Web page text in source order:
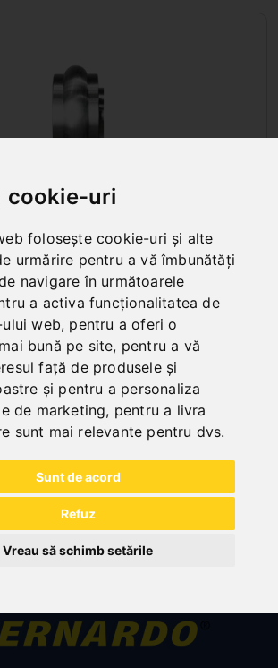
cookie-uri
folosește cookie-uri și alte
urmărire pentru a vă îmbunătăți
navigare în următoarele
a activa funcționalitatea de
web, pentru a oferi o
bună pe site, pentru a vă
față de produsele și
și pentru a personaliza
de marketing, pentru a livra
sunt mai relevante pentru dvs.
Sunt de acord
Refuz
Vreau să schimb setările
PENTRU MASINI DE
BORDURAT